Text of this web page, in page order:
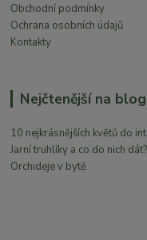
Obchodní podmínky
Ochrana osobních údajů
Kontakty
Nejčtenější na
10 nejkrásnějších květů do
Jarní truhlíky a co do nich dát?
Orchideje v bytě